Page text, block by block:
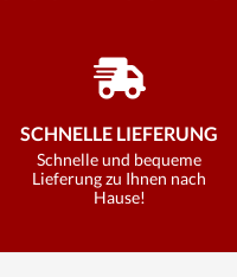
SCHNELLE LIEFERUNG
Schnelle und bequeme
Lieferung zu Ihnen nach
Hause!